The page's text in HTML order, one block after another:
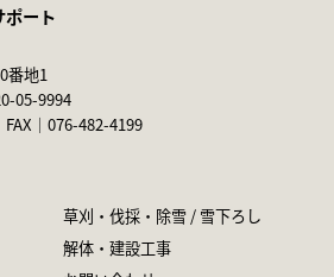
ポート
番地1
05-9994
FAX｜076-482-4199
草刈・伐採・除雪 / 雪下ろし
解体・建設工事